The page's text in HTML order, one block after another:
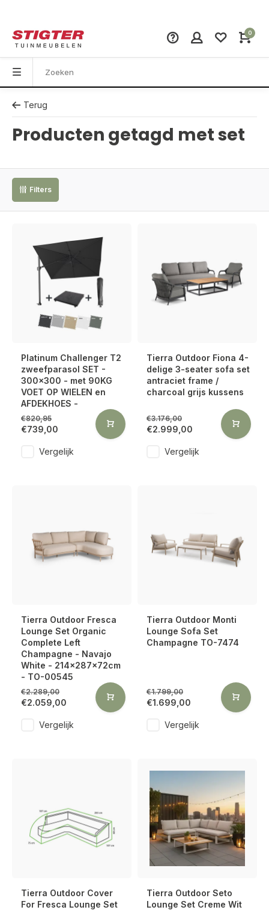
0
Terug
Producten getagd met set
Filters
Platinum Challenger T2
zweefparasol SET -
300x300 - met 90KG
VOET OP WIELEN en
AFDEKHOES -
€820,95
€739,00
Vergelijk
Tierra Outdoor Fiona 4-
delige 3-seater sofa set
antraciet frame /
charcoal grijs kussens
€3.176,00
€2.999,00
Vergelijk
Tierra Outdoor Fresca
Lounge Set Organic
Complete Left
Champagne - Navajo
White - 214x287x72cm
- TO-00545
€2.289,00
€2.059,00
Vergelijk
Tierra Outdoor Monti
Lounge Sofa Set
Champagne TO-7474
€1.799,00
€1.699,00
Vergelijk
Tierra Outdoor Cover
For Fresca Lounge Set
Tierra Outdoor Seto
Lounge Set Creme Wit